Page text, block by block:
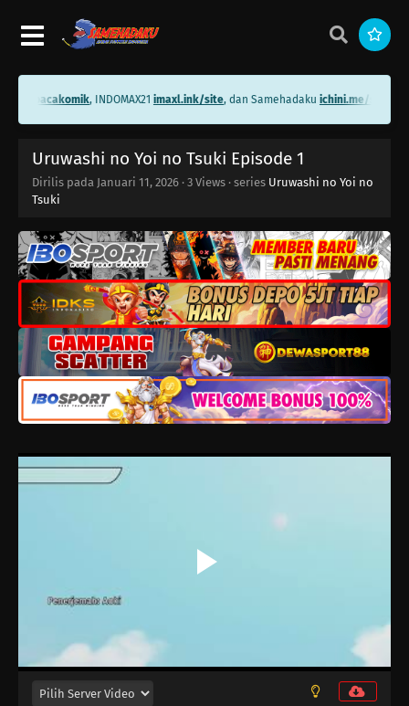
bacakomik, INDOMAX21imaxl.ink/site, dan Samehadakuichini.me/
Uruwashi no Yoi no Tsuki Episode 1
Dirilis pada Januari 11, 2026 · 3 Views · series Uruwashi no Yoi no
Tsuki
Uruwashi no Yoi no Tsuki Episode 12
Uruwashi no Yoi no Tsuki Episode 11
Eps 11 - Maret 22, 2026